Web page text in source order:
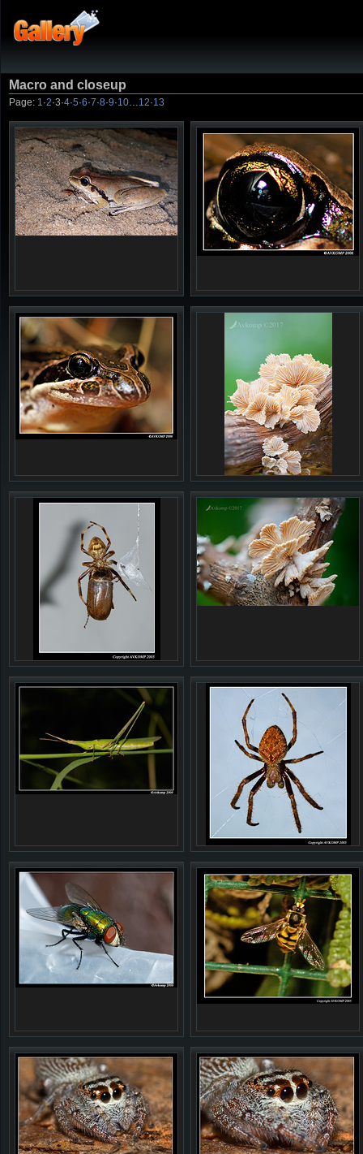
Macro and closeup
Page: 1 ·2·3·4·5·6·7·8·9·10 12·13